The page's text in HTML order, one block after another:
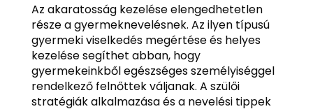
Az akaratosság kezelése elengedhetetlen
része a gyermeknevelésnek. Az ilyen típusú
gyermeki viselkedés megértése és helyes
kezelése segíthet abban, hogy
gyermekeinkből egészséges személyiséggel
rendelkező felnőttek váljanak. A szülői
stratégiák alkalmazása és a nevelési tippek